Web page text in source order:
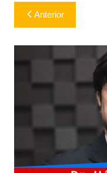
Navegação
de
Post
Anterior